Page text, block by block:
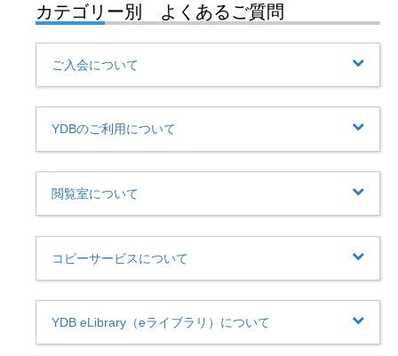
カテゴリー別 よくあるご質問
ご入会について
YDBのご利用について
閲覧室について
コピーサービスについて
YDB eLibrary（eライブラリ）について